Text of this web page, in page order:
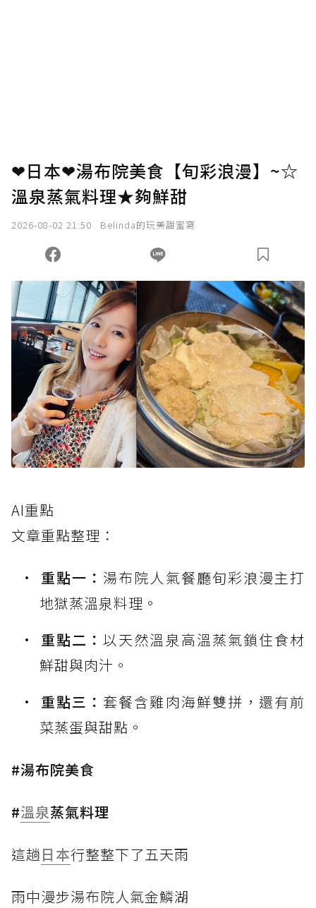
❤日本❤湯布院美食【旬彩浪漫】~☆
溫泉蒸氣料理★夠鮮甜
2026-08-02 21:50 Belinda的玩美甜蜜窩
AI重點
文章重點整理：
重點一： 湯布院人氣餐廳旬彩浪漫主打
地獄蒸溫泉料理。
重點二：以天然溫泉高溫蒸氣鎖住食材
鮮甜與肉汁。
重點三： 套餐含雞肉海鮮雙拼，還有前
菜蒸蛋與甜點。
#湯布院美食
#溫泉蒸氣料理
這趟日本行整整下了五天雨
雨中漫步湯布院人氣金鱗湖